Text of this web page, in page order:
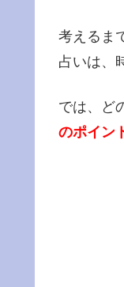
考えるま
占いは、
では、ど
のポイン